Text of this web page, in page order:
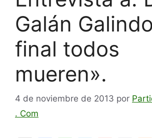
Galán
final todos
mueren».
4 de noviembre de 2013 por
. Com